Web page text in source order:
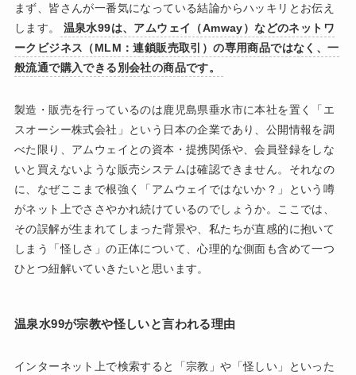
まず、皆さんが一番気になっている結論からハッキリとお伝え
します。
温泉水99は、アムウェイ（Amway）などのネットワ
ークビジネス（MLM：連鎖販売取引）の専用商品ではなく、一
般流通で購入できる別会社の商品です。
製造・販売を行っているのは鹿児島県垂水市に本社を置く「エ
スオーシー株式会社」という日本の企業であり、公開情報を調
べた限り、アムウェイとの資本・提携関係や、会員登録をしな
いと買えないような販売システムは確認できません。それなの
に、なぜここまで根強く「アムウェイではないか？」という噂
がネット上でささやかれ続けているのでしょうか。ここでは、
その誤解が生まれてしまった背景や、私たちが直感的に抱いて
しまう「怪しさ」の正体について、心理的な側面も含めて一つ
ひとつ紐解いていきたいと思います。
温泉水99が宗教や怪しいと言われる理由
インターネット上で検索すると「宗教」や「怪しい」といった